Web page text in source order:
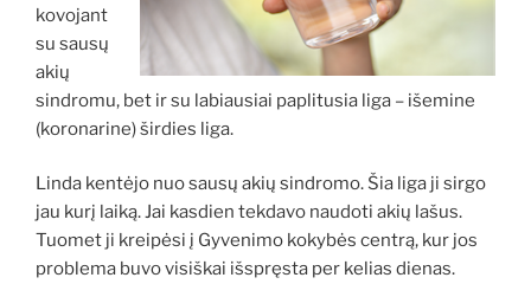
kovojant
su sausų
akių
sindromu, bet ir su labiausiai paplitusia liga – išemine
(koronarine) širdies liga.
Linda kentėjo nuo sausų akių sindromo. Šia liga ji sirgo
jau kurį laiką. Jai kasdien tekdavo naudoti akių lašus.
Tuomet ji kreipėsi į Gyvenimo kokybės centrą, kur jos
problema buvo visiškai išspręsta per kelias dienas.